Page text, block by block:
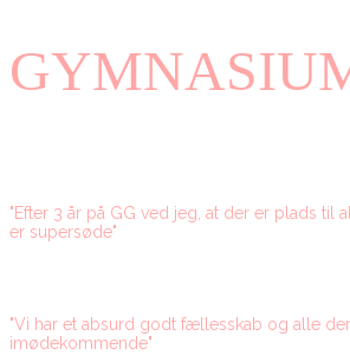
"Efter 3 år på GG ved jeg, at der er plads til
er supersøde"
"Vi har et absurd godt fællesskab og alle
imødekommende"